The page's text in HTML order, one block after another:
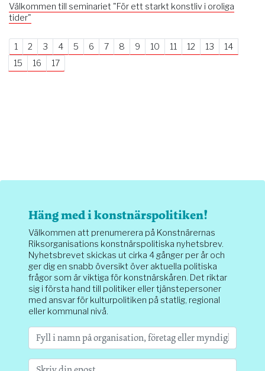
Välkommen till seminariet "För ett starkt konstliv i oroliga
tider"
1 2 3 4 5 6 7 8 9 10 11 12 13
14
15
16 17
Häng med i konstnärspolitiken!
Välkommen att prenumerera på Konstnärernas
Riksorganisations konstnärspolitiska nyhetsbrev.
Nyhetsbrevet skickas ut cirka 4 gånger per år och
ger dig en snabb översikt över aktuella politiska
frågor som är viktiga för konstnärskåren. Det riktar
sig i första hand till politiker eller tjänstepersoner
med ansvar för kulturpolitiken på statlig, regional
eller kommunal nivå.